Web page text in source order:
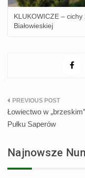
KLUKOWICZE –
Białowieskiej
Nawigacja
wpisu
Łowiectwo w
Pułku Saperów
Najnowsze